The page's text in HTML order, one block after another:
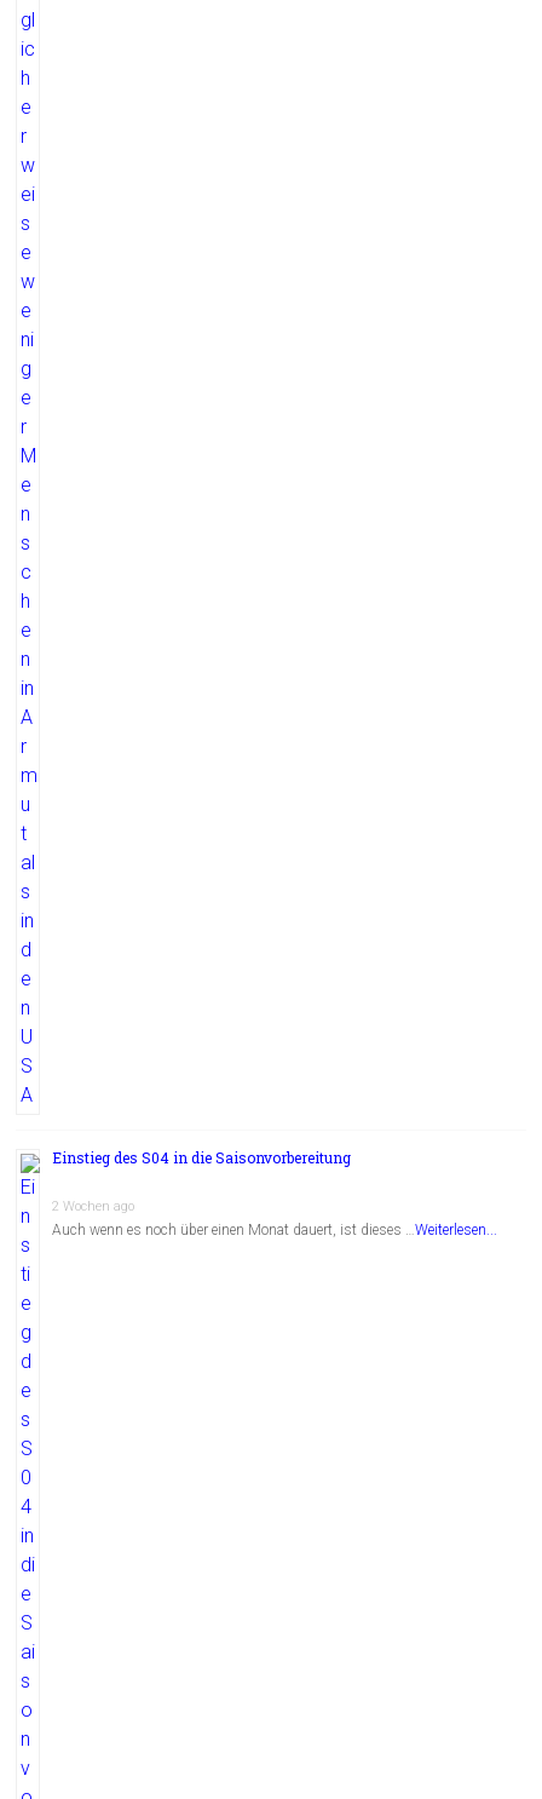
Einstieg des S04 in die Saisonvorbereitung
2 Wochen ago
Auch wenn es noch über einen Monat dauert, ist dieses …Weiterlesen...